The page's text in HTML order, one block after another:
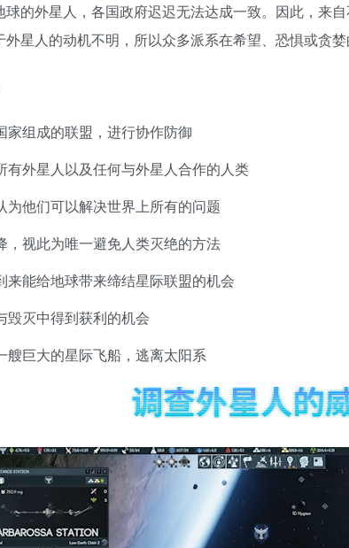
的外星人，各国政府迟迟无法达成一致。因此，来
星人的动机不明，所以众多派系在希望、恐惧或贪婪
家组成的联盟，进行协作防御
有外星人以及任何与外星人合作的人类
为他们可以解决世界上所有的问题
，视此为唯一避免人类灭绝的方法
能给地球带来缔结星际联盟的机会
毁灭中得到获利的机会
艘巨大的星际飞船，逃离太阳系